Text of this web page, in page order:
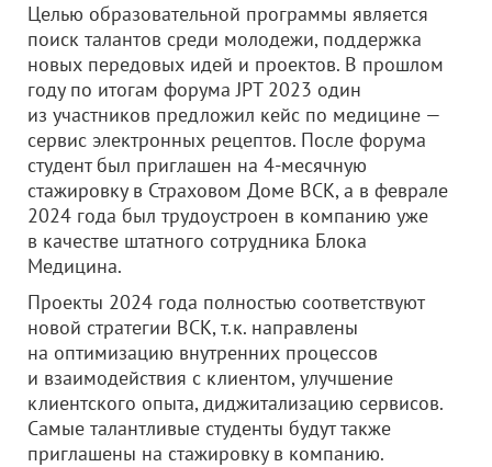
Целью образовательной программы является
поиск талантов среди молодежи, поддержка
новых передовых идей и проектов. В прошлом
году по итогам форума JPT 2023 один
из участников предложил кейс по медицине —
сервис электронных рецептов. После форума
студент был приглашен на 4-месячную
стажировку в Страховом Доме ВСК, а в феврале
2024 года был трудоустроен в компанию уже
в качестве штатного сотрудника Блока
Медицина.
Проекты 2024 года полностью соответствуют
новой стратегии ВСК, т.к. направлены
на оптимизацию внутренних процессов
и взаимодействия с клиентом, улучшение
клиентского опыта, диджитализацию сервисов.
Самые талантливые студенты будут также
приглашены на стажировку в компанию.